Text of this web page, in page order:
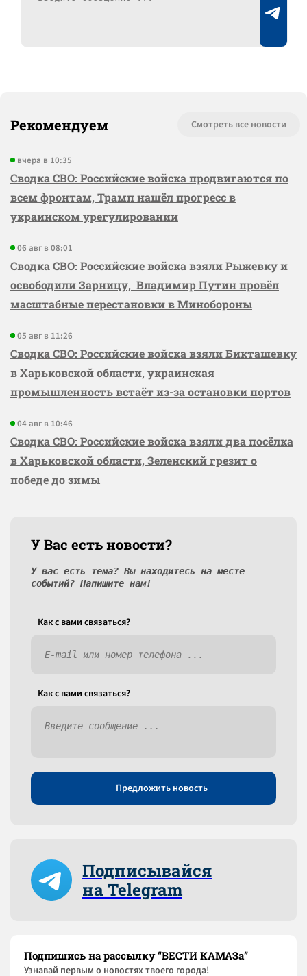
Рекомендуем Смотреть все новости
вчера в 10:35
Сводка СВО: Российские войска продвигаются по
всем фронтам, Трамп нашёл прогресс в
украинском урегулировании
06 авг в 08:01
Сводка СВО: Российские войска взяли Рыжевку и
освободили Зарницу, Владимир Путин провёл
масштабные перестановки в Минобороны
05 авг в 11:26
Сводка СВО: Российские войска взяли Бикташевку
в Харьковской области, украинская
промышленность встаёт из-за остановки портов
04 авг в 10:46
Сводка СВО: Российские войска взяли два посёлка
в Харьковской области, Зеленский грезит о
победе до зимы
У Вас есть новости?
У вас есть тема? Вы находитесь на месте
событий? Напишите нам!
Как c вами связаться?
Как c вами связаться?
Предложить новость
Подписывайся
на Telegram
Подпишись на рассылку “ВЕСТИ КАМАЗа”
Узнaвай первым о новостях твоего города!